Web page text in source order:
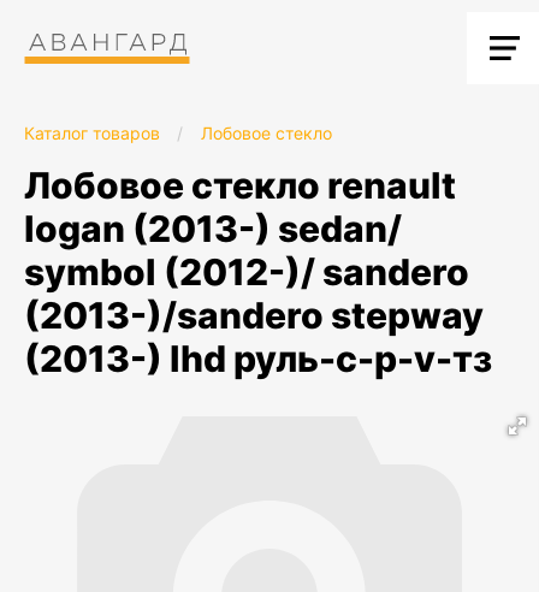
Каталог товаров / Лобовое стекло
лобовое стекло renault
logan (2013-) sedan/
symbol (2012-)/ sandero
(2013-)/sandero stepway
(2013-) lhd руль-c-p-v-тз